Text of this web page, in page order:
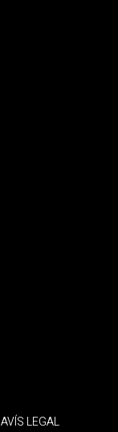
AVÍS LEGAL